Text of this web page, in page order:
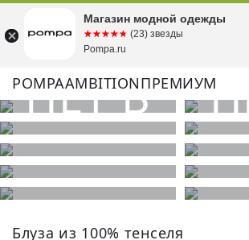
POMPAAMBITIONПРЕМИУМ
Блуза из 100% тенселя
Магазин модной одежды
☆☆☆☆☆
★★★★★ (23) звезды
Pompa.ru